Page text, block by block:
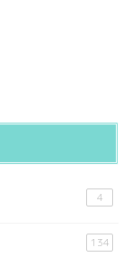
4
134